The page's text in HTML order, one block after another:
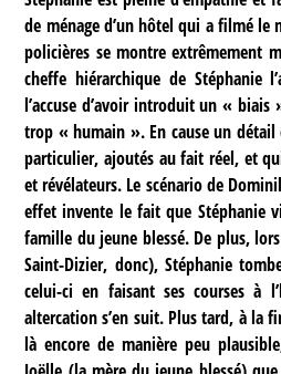
de ménage d’un hôtel qui a filmé le
policières se montre extrêmement
cheffe hiérarchique de
l’accuse d’avoir introduit un «
trop « humain ». En cause un détail
particulier, ajoutés au fait réel, et
et révélateurs. Le scénario de
effet invente le fait que Stéphanie
famille du jeune blessé. De plus,
Saint-Dizier, donc), Stéphanie
celui-ci en faisant ses courses à
altercation s’en suit. Plus tard, à la
là encore de manière peu